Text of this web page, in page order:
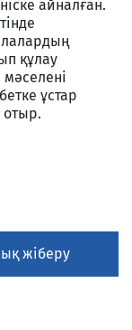
айналған.
құлау
мәселені
ұстар
отыр.
жіберу